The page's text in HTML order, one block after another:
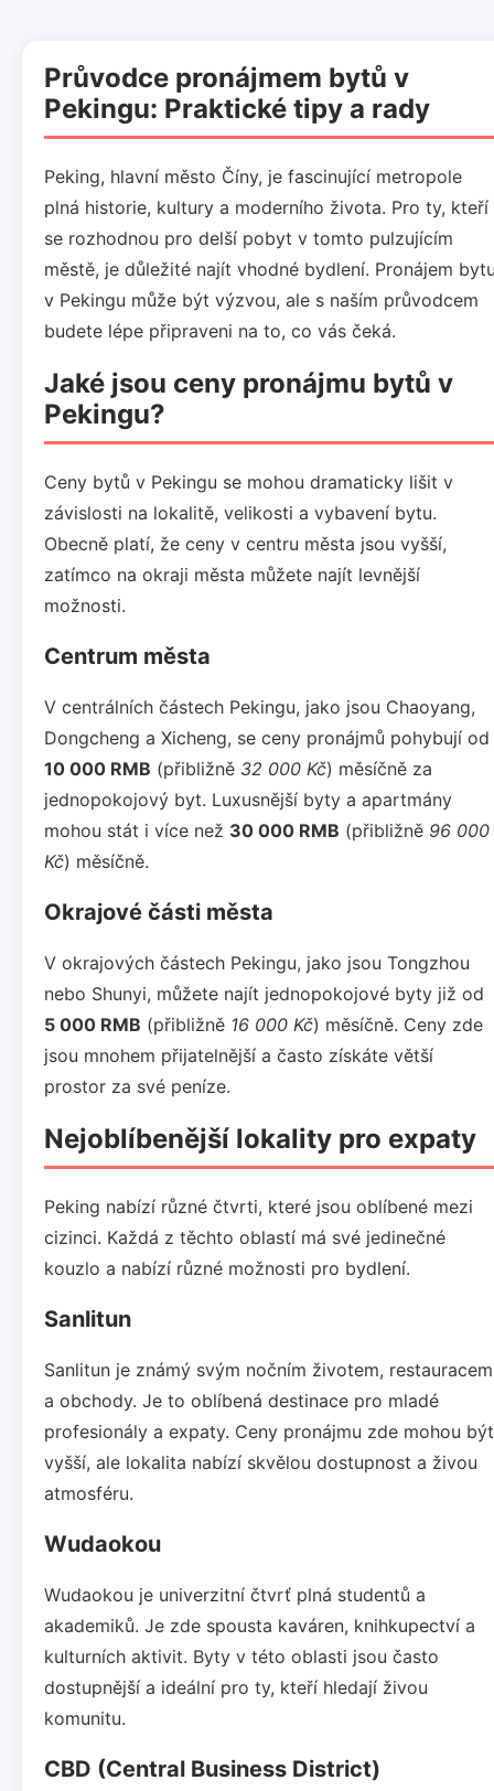
Průvodce pronájmem bytů v
Pekingu: Praktické tipy a rady
Peking, hlavní město Číny, je fascinující metropole
plná historie, kultury a moderního života. Pro ty, kteří
se rozhodnou pro delší pobyt v tomto pulzujícím
městě, je důležité najít vhodné bydlení. Pronájem
v Pekingu může být výzvou, ale s naším průvodcem
budete lépe připraveni na to, co vás čeká.
Jaké jsou ceny pronájmu bytů v
Pekingu?
Ceny bytů v Pekingu se mohou dramaticky lišit v
závislosti na lokalitě, velikosti a vybavení bytu.
Obecně platí, že ceny v centru města jsou vyšší,
zatímco na okraji města můžete najít levnější
možnosti.
Centrum města
V centrálních částech Pekingu, jako jsou Chaoyang,
Dongcheng a Xicheng, se ceny pronájmů pohybují od
10 000 RMB (přibližně 32 000 Kč) měsíčně za
jednopokojový byt. Luxusnější byty a apartmány
mohou stát i více než 30 000 RMB (přibližně 96 000
Kč) měsíčně.
Okrajové části města
V okrajových částech Pekingu, jako jsou Tongzhou
nebo Shunyi, můžete najít jednopokojové byty již od
5 000 RMB (přibližně 16 000 Kč) měsíčně. Ceny zde
jsou mnohem přijatelnější a často získáte větší
prostor za své peníze.
Nejoblíbenější lokality pro expaty
Peking nabízí různé čtvrti, které jsou oblíbené mezi
cizinci. Každá z těchto oblastí má své jedinečné
kouzlo a nabízí různé možnosti pro bydlení.
Sanlitun
Sanlitun je známý svým nočním životem,
a obchody. Je to oblíbená destinace pro mladé
profesionály a expaty. Ceny pronájmu zde mohou být
vyšší, ale lokalita nabízí skvělou dostupnost a živou
atmosféru.
Wudaokou
Wudaokou je univerzitní čtvrť plná studentů a
akademiků. Je zde spousta kaváren, knihkupectví a
kulturních aktivit. Byty v této oblasti jsou často
dostupnější a ideální pro ty, kteří hledají živou
komunitu.
CBD (Central Business District)